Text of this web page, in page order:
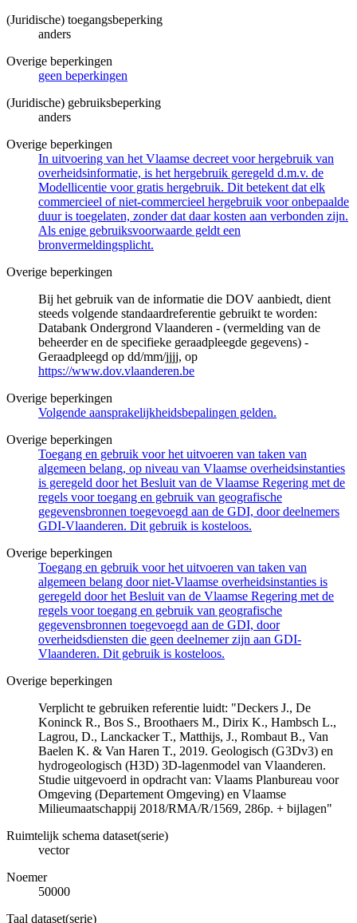
(Juridische) toegangsbeperking
anders
Overige beperkingen
geen beperkingen
(Juridische) gebruiksbeperking
anders
Overige beperkingen
In uitvoering van het Vlaamse decreet voor hergebruik van
overheidsinformatie, is het hergebruik geregeld d.m.v. de
Modellicentie voor gratis hergebruik. Dit betekent dat elk
commercieel of niet-commercieel hergebruik voor onbepaalde
duur is toegelaten, zonder dat daar kosten aan verbonden zijn.
Als enige gebruiksvoorwaarde geldt een
bronvermeldingsplicht.
Overige beperkingen
Bij het gebruik van de informatie die DOV aanbiedt, dient
steeds volgende standaardreferentie gebruikt te worden:
Databank Ondergrond Vlaanderen - (vermelding van de
beheerder en de specifieke geraadpleegde gegevens) -
Geraadpleegd op dd/mm/jjjj, op
https://www.dov.vlaanderen.be
Overige beperkingen
Volgende aansprakelijkheidsbepalingen gelden.
Overige beperkingen
Toegang en gebruik voor het uitvoeren van taken van
algemeen belang, op niveau van Vlaamse overheidsinstanties
is geregeld door het Besluit van de Vlaamse Regering met de
regels voor toegang en gebruik van geografische
gegevensbronnen toegevoegd aan de GDI, door deelnemers
GDI-Vlaanderen. Dit gebruik is kosteloos.
Overige beperkingen
Toegang en gebruik voor het uitvoeren van taken van
algemeen belang door niet-Vlaamse overheidsinstanties is
geregeld door het Besluit van de Vlaamse Regering met de
regels voor toegang en gebruik van geografische
gegevensbronnen toegevoegd aan de GDI, door
overheidsdiensten die geen deelnemer zijn aan GDI-
Vlaanderen. Dit gebruik is kosteloos.
Overige beperkingen
Verplicht te gebruiken referentie luidt: "Deckers J., De
Koninck R., Bos S., Broothaers M., Dirix K., Hambsch L.,
Lagrou, D., Lanckacker T., Matthijs, J., Rombaut B., Van
Baelen K. & Van Haren T., 2019. Geologisch (G3Dv3) en
hydrogeologisch (H3D) 3D-lagenmodel van Vlaanderen.
Studie uitgevoerd in opdracht van: Vlaams Planbureau voor
Omgeving (Departement Omgeving) en Vlaamse
Milieumaatschappij 2018/RMA/R/1569, 286p. + bijlagen"
Ruimtelijk schema dataset(serie)
vector
Noemer
50000
Taal dataset(serie)